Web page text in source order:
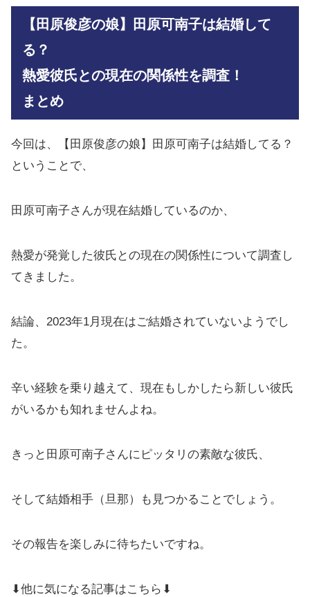
【田原俊彦の娘】田原可南子は結婚して
る？
熱愛彼氏との現在の関係性を調査！
まとめ
今回は、【田原俊彦の娘】田原可南子は結婚してる？
ということで、
田原可南子さんが現在結婚しているのか、
熱愛が発覚した彼氏との現在の関係性について調査し
てきました。
結論、2023年1月現在はご結婚されていないようでし
た。
辛い経験を乗り越えて、現在もしかしたら新しい彼氏
がいるかも知れませんよね。
きっと田原可南子さんにピッタリの素敵な彼氏、
そして結婚相手（旦那）も見つかることでしょう。
その報告を楽しみに待ちたいですね。
⬇他に気になる記事はこちら⬇